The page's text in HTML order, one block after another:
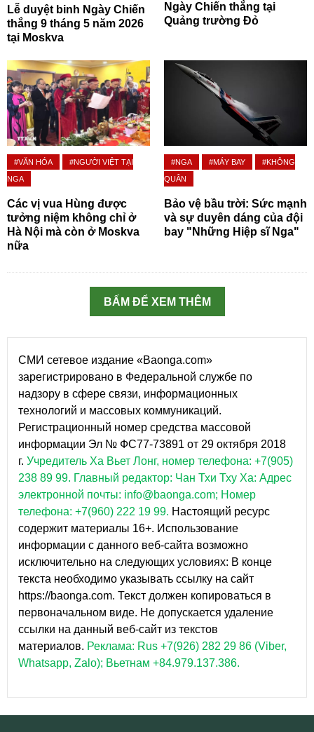
Lễ duyệt binh Ngày Chiến
thắng 9 tháng 5 năm 2026
tại Moskva
Ngày Chiến thắng tại
Quảng trường Đỏ
#VĂN HÓA
#NGƯỜI VIỆT TẠI
NGA
Các vị vua Hùng được
tưởng niệm không chỉ ở
Hà Nội mà còn ở Moskva
nữa
#NGA #MÁY BAY
#KHÔNG
QUÂN
Bảo vệ bầu trời: Sức mạnh
và sự duyên dáng của đội
bay "Những Hiệp sĩ Nga"
BẤM ĐỂ XEM THÊM
СМИ сетевое издание «Baonga.com»
зарегистрировано в Федеральной службе по
надзору в сфере связи, информационных
технологий и массовых коммуникаций.
Регистрационный номер средства массовой
информации Эл № ФС77-73891 от 29 октября 2018
г. Учредитель Ха Вьет Лонг, номер телефона: +7(905)
238 89 99. Главный редактор: Чан Тхи Тху Ха: Адрес
электронной почты: info@baonga.com; Номер
телефона: +7(960) 222 19 99. Настоящий ресурс
содержит материалы 16+. Использование
информации с данного веб-сайта возможно
исключительно на следующих условиях: В конце
текста необходимо указывать ссылку на сайт
https://baonga.com. Текст должен копироваться в
первоначальном виде. Не допускается удаление
ссылки на данный веб-сайт из текстов
материалов. Реклама: Rus +7(926) 282 29 86 (Viber,
Whatsapp, Zalo); Вьетнам +84.979.137.386.